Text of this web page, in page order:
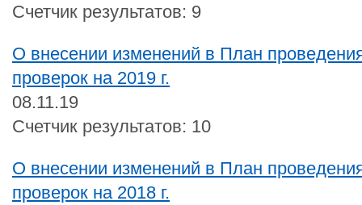
Счетчик результатов: 9
О внесении изменений в План
проверок на 2019 г.
08.11.19
Счетчик результатов: 10
О внесении изменений в План
проверок на 2018 г.